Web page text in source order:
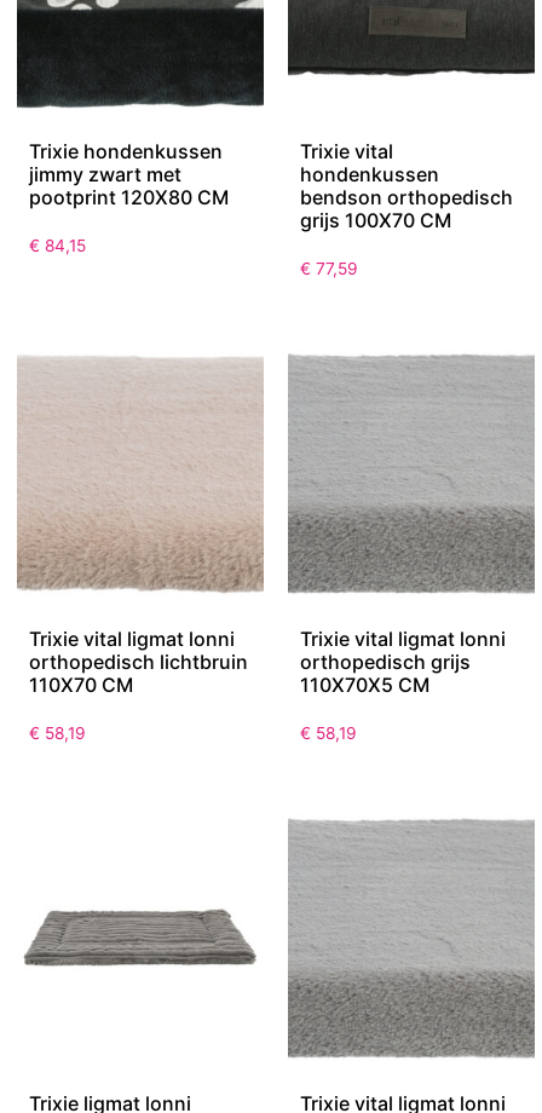
Trixie hondenkussen
jimmy zwart met
pootprint 120X80 CM
€ 84,15
Trixie vital
hondenkussen
bendson orthopedisch
grijs 100X70 CM
€ 77,59
Trixie vital ligmat lonni
orthopedisch lichtbruin
110X70 CM
€ 58,19
Trixie vital ligmat lonni
orthopedisch grijs
110X70X5 CM
€ 58,19
Trixie ligmat lonni Trixie vital ligmat lonni